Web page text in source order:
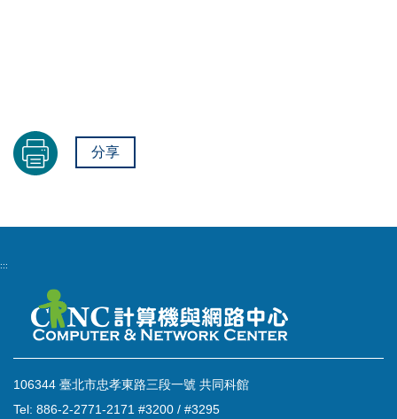
分享
:::
106344 臺北市忠孝東路三段一號 共同科館
Tel: 886-2-2771-2171 #3200 / #3295